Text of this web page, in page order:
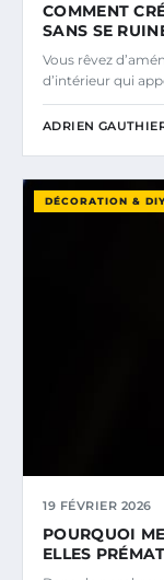
COMMENT
SANS SE
Vous rêvez
d’intérieur qui
ADRIEN
DÉCORATION &
19 FÉVRIER 2026
POURQUOI
ELLES